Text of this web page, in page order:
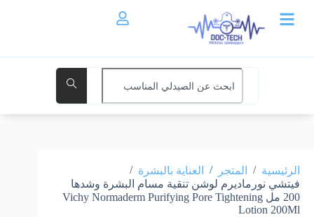
الرئيسية / المتجر / العناية بالبشرة /
فيتشي نورماديرم لوشن تنقية مسام البشرة وشدها
200 مل Vichy Normaderm Purifying Pore Tightening
Lotion 200Ml